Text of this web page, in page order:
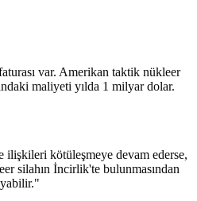
var. Amerikan taktik nükleer
maliyeti yılda 1 milyar dolar.
kötüleşmeye devam ederse,
silahın İncirlik'te bulunmasından